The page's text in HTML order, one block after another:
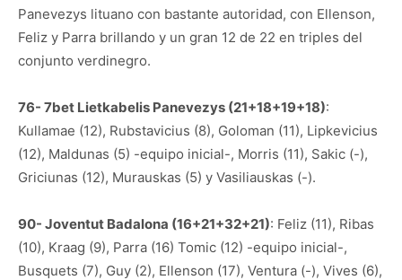
Panevezys lituano con bastante autoridad, con Ellenson,
Feliz y Parra brillando y un gran 12 de 22 en triples del
conjunto verdinegro.
76- 7bet Lietkabelis Panevezys (21+18+19+18):
Kullamae (12), Rubstavicius (8), Goloman (11), Lipkevicius
(12), Maldunas (5) -equipo inicial-, Morris (11), Sakic (-),
Griciunas (12), Murauskas (5) y Vasiliauskas (-).
90- Joventut Badalona (16+21+32+21): Feliz (11), Ribas
(10), Kraag (9), Parra (16) Tomic (12) -equipo inicial-,
Busquets (7), Guy (2), Ellenson (17), Ventura (-), Vives (6),